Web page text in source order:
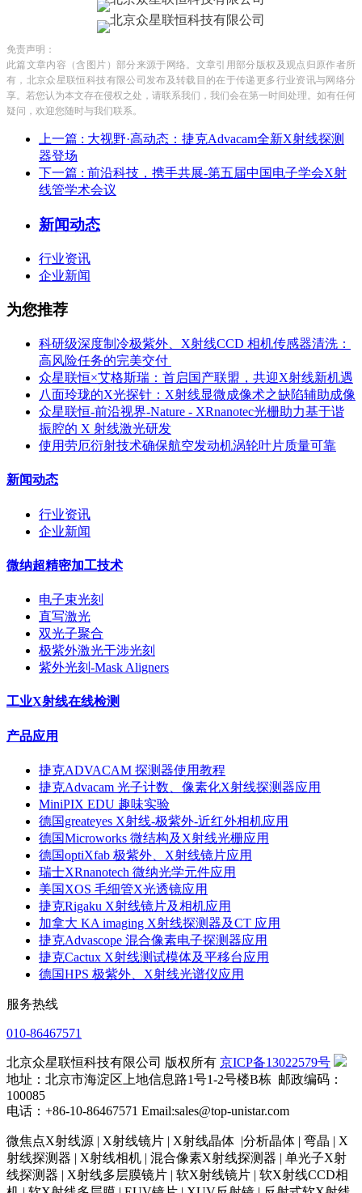
免责声明：
此篇文章内容（含图片）部分来源于网络。文章引用部分版权及观点归原作者所
有，北京众星联恒科技有限公司发布及转载目的在于传递更多行业资讯与网络分
享。若您认为本文存在侵权之处，请联系我们，我们会在第一时间处理。如有任何
疑问，欢迎您随时与我们联系。
上一篇 : 大视野·高动态：捷克Advacam全新X射线探测
器登场
下一篇 : 前沿科技，携手共展-第五届中国电子学会X射
线管学术会议
新闻动态
行业资讯
企业新闻
为您推荐
科研级深度制冷极紫外、X射线CCD 相机传感器清洗：
高风险任务的完美交付 ​
众星联恒×艾格斯瑞：首启国产联盟，共迎X射线新机遇
八面玲珑的X光探针：X射线显微成像术之缺陷辅助成像
众星联恒-前沿视界-Nature - XRnanotec光栅助力基于谐
振腔的 X 射线激光研发
使用劳厄衍射技术确保航空发动机涡轮叶片质量可靠
新闻动态
行业资讯
企业新闻
微纳超精密加工技术
电子束光刻
直写激光
双光子聚合
极紫外激光干涉光刻
紫外光刻-Mask Aligners
工业X射线在线检测
产品应用
捷克ADVACAM 探测器使用教程
捷克Advacam 光子计数、像素化X射线探测器应用
MiniPIX EDU 趣味实验
德国greateyes X射线-极紫外-近红外相机应用
德国Microworks 微结构及X射线光栅应用
德国optiXfab 极紫外、X射线镜片应用
瑞士XRnanotech 微纳光学元件应用
美国XOS 毛细管X光透镜应用
捷克Rigaku X射线镜片及相机应用
加拿大 KA imaging X射线探测器及CT 应用
捷克Advascope 混合像素电子探测器应用
捷克Cactux X射线测试模体及平移台应用
德国HPS 极紫外、X射线光谱仪应用
服务热线
010-86467571
北京众星联恒科技有限公司 版权所有 京ICP备13022579号
地址：北京市海淀区上地信息路1号1-2号楼B栋 邮政编码：
100085
电话：+86-10-86467571 Email:sales@top-unistar.com
微焦点X射线源 | X射线镜片 | X射线晶体 |分析晶体 | 弯晶 | X
射线探测器 | X射线相机 | 混合像素X射线探测器 | 单光子X射
线探测器 | X射线多层膜镜片 | 软X射线镜片 | 软X射线CCD相